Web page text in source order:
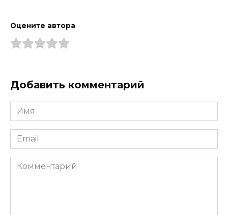
Оцените автора
Добавить комментарий
Имя
*
Email
*
Комментарий